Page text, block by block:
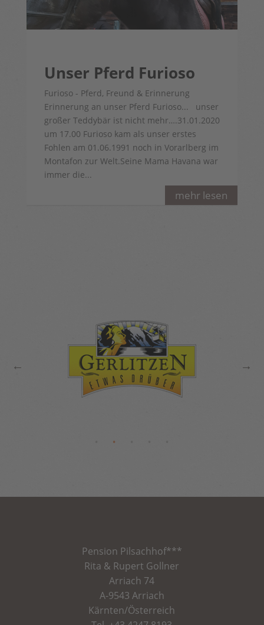
mehr lesen
Unser Pferd Furioso
Furioso - Pferd, Freund & Erinnerung
Erinnerung an unser Pferd Furioso... unser
großer Teddybär ist nicht mehr….31.01.2020
um 17.00 Furioso kam als unser erstes
Fohlen am 01.06.1991 noch in Vorarlberg im
Montafon zur Welt.Seine Mama Havana war
immer die...
Pension Pilsachhof***
Rita & Rupert Gollner
Arriach 74
A-9543 Arriach
Kärnten/Österreich